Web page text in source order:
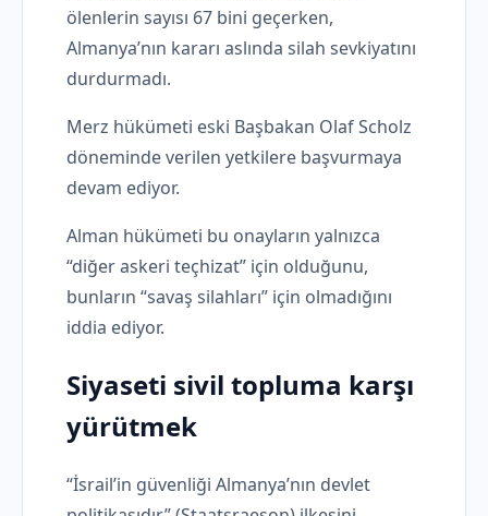
ölenlerin sayısı 67 bini geçerken,
Almanya’nın kararı aslında silah sevkiyatını
durdurmadı.
Merz hükümeti eski Başbakan Olaf Scholz
döneminde verilen yetkilere başvurmaya
devam ediyor.
Alman hükümeti bu onayların yalnızca
“diğer askeri teçhizat” için olduğunu,
bunların “savaş silahları” için olmadığını
iddia ediyor.
Siyaseti sivil topluma karşı
yürütmek
“İsrail’in güvenliği Almanya’nın devlet